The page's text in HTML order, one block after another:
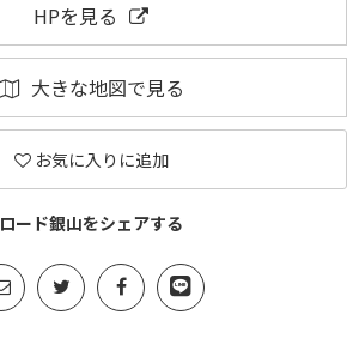
HPを見る
大きな地図で見る
お気に入りに追加
ロード銀山をシェアする